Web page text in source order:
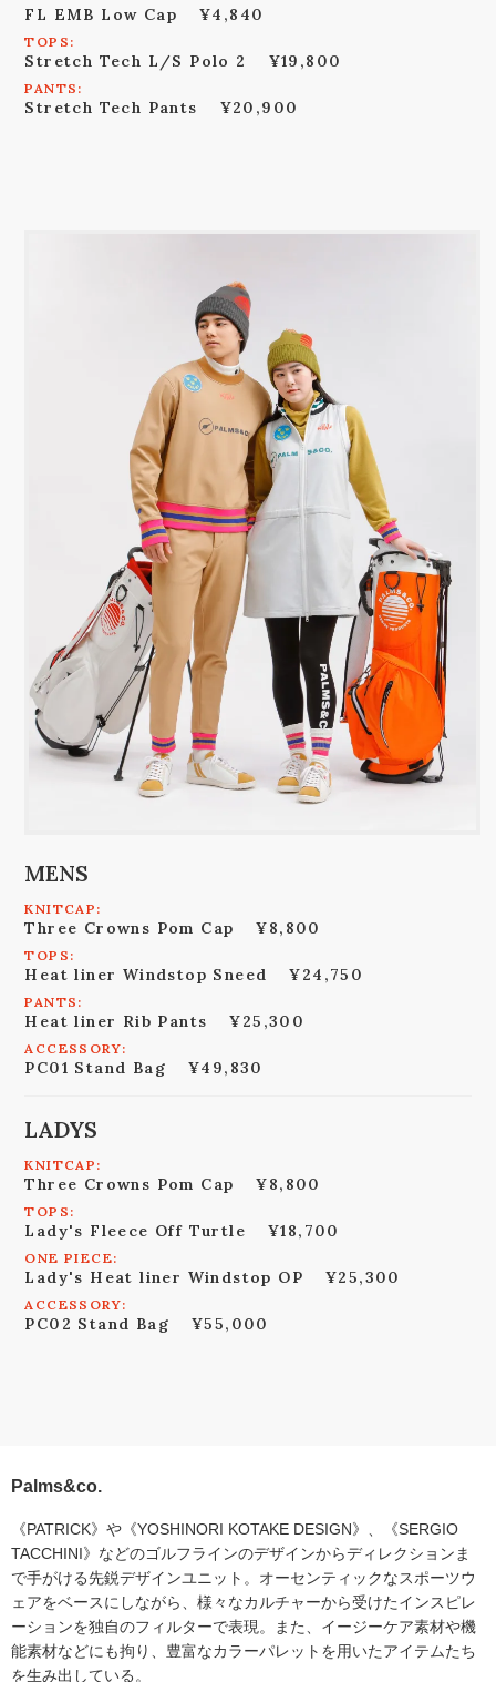
FL EMB Low Cap ¥4,840
TOPS:
Stretch Tech L/S Polo 2 ¥19,800
PANTS:
Stretch Tech Pants ¥20,900
MENS
KNITCAP:
Three Crowns Pom Cap ¥8,800
TOPS:
Heat liner Windstop Sneed ¥24,750
PANTS:
Heat liner Rib Pants ¥25,300
ACCESSORY:
PC01 Stand Bag ¥49,830
LADYS
KNITCAP:
Three Crowns Pom Cap ¥8,800
TOPS:
Lady's Fleece Off Turtle ¥18,700
ONE PIECE:
Lady's Heat liner Windstop OP ¥25,300
ACCESSORY:
PC02 Stand Bag ¥55,000
Palms&co.
《PATRICK》や《YOSHINORI KOTAKE DESIGN》、《SERGIO
TACCHINI》などのゴルフラインのデザインからディレクションま
で手がける先鋭デザインユニット。オーセンティックなスポーツウ
ェアをベースにしながら、様々なカルチャーから受けたインスピレ
ーションを独自のフィルターで表現。また、イージーケア素材や機
能素材などにも拘り、豊富なカラーパレットを用いたアイテムたち
を生み出している。